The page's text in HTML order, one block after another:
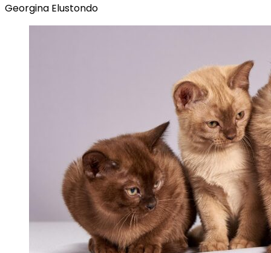
Georgina Elustondo